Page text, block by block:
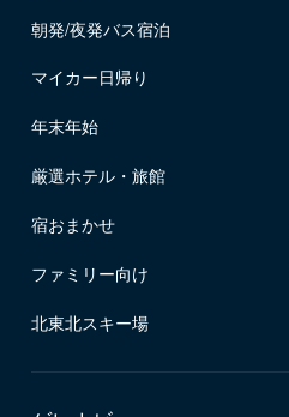
朝発/夜発バス宿泊
マイカー日帰り
年末年始
厳選ホテル・旅館
宿おまかせ
ファミリー向け
北東北スキー場